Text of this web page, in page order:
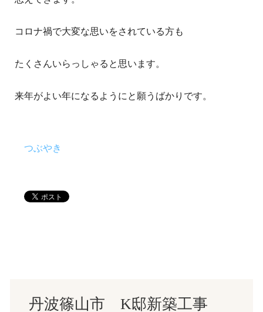
コロナ禍で大変な思いをされている方も
たくさんいらっしゃると思います。
来年がよい年になるようにと願うばかりです。
つぶやき
丹波篠山市 K邸新築工事